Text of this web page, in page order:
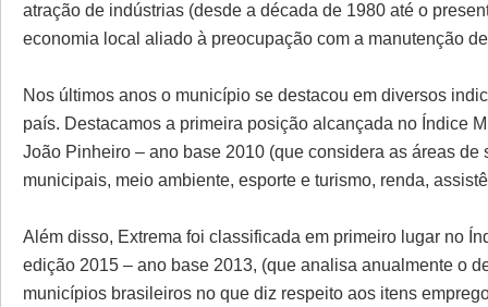
atração de indústrias (desde a década de 1980 até o
economia local aliado à preocupação com a manutenção
Nos últimos anos o município se destacou em diversos
país. Destacamos a primeira posição alcançada no Índice
João Pinheiro – ano base 2010 (que considera as áreas
municipais, meio ambiente, esporte e turismo, renda,
Além disso, Extrema foi classificada em primeiro lugar no
edição 2015 – ano base 2013, (que analisa anualmente o
municípios brasileiros no que diz respeito aos itens